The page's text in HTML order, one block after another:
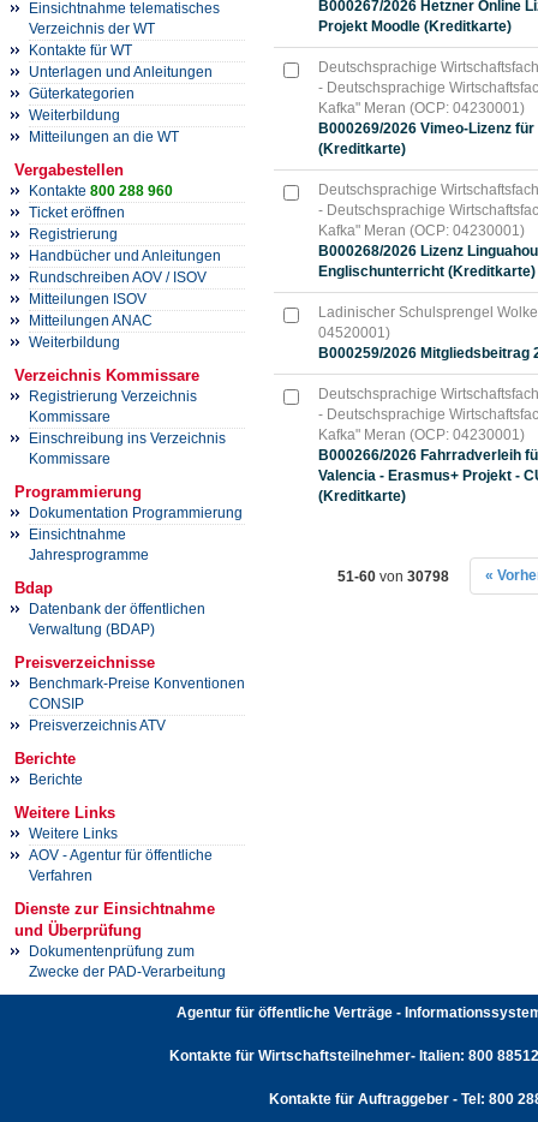
Einsichtnahme telematisches
Verzeichnis der WT
Kontakte für WT
Unterlagen und Anleitungen
Güterkategorien
Weiterbildung
Mitteilungen an die WT
Vergabestellen
Kontakte 800 288 960
Ticket eröffnen
Registrierung
Handbücher und Anleitungen
Rundschreiben AOV / ISOV
Mitteilungen ISOV
Mitteilungen ANAC
Weiterbildung
Verzeichnis Kommissare
Registrierung Verzeichnis
Kommissare
Einschreibung ins Verzeichnis
Kommissare
Programmierung
Dokumentation Programmierung
Einsichtnahme
Jahresprogramme
Bdap
Datenbank der öffentlichen
Verwaltung (BDAP)
Preisverzeichnisse
Benchmark-Preise Konventionen
CONSIP
Preisverzeichnis ATV
Berichte
Berichte
Weitere Links
Weitere Links
AOV - Agentur für öffentliche
Verfahren
Dienste zur Einsichtnahme
und Überprüfung
Dokumentenprüfung zum
Zwecke der PAD-Verarbeitung
B000267/2026 Hetzner Online
Projekt Moodle (Kreditkarte)
Deutschsprachige
- Deutschsprachige
Kafka" Meran (OCP: 04230001)
B000269/2026 Vimeo-Lizenz
(Kreditkarte)
Deutschsprachige
- Deutschsprachige
Kafka" Meran (OCP: 04230001)
B000268/2026 Lizenz
Englischunterricht (Kreditkarte)
Ladinischer Schulsprengel
04520001)
B000259/2026 Mitgliedsbeitrag
Deutschsprachige
- Deutschsprachige
Kafka" Meran (OCP: 04230001)
B000266/2026 Fahrradverleih
Valencia - Erasmus+ Projekt -
(Kreditkarte)
51-60 von 30798 «
Agentur für öffentliche Verträge -
Kontakte für Wirtschaftsteilnehmer- Italien: 800
Kontakte für Auftraggeber - Tel: 800